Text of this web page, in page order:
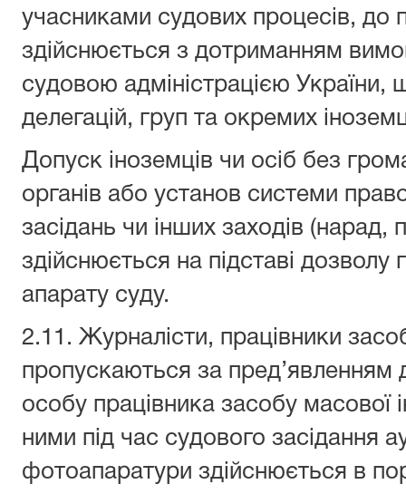
учасниками судових процесів, до
здійснюється з дотриманням
судовою адміністрацією
делегацій, груп та окремих
Допуск іноземців чи осіб без
органів або установ системи
засідань чи інших заходів (нарад,
здійснюється на підставі дозволу
апарату суду.
2.11. Журналісти, працівники
пропускаються за пред’явленням
особу працівника засобу масової
ними під час судового засідання
фотоапаратури здійснюється в